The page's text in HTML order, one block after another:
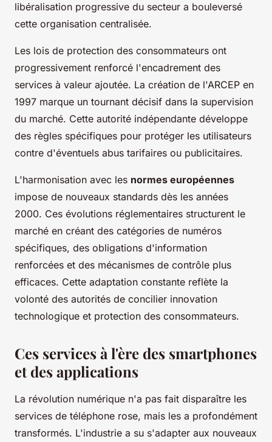
libéralisation progressive du secteur a bouleversé
cette organisation centralisée.
Les lois de protection des consommateurs ont
progressivement renforcé l'encadrement des
services à valeur ajoutée. La création de l'ARCEP en
1997 marque un tournant décisif dans la supervision
du marché. Cette autorité indépendante développe
des règles spécifiques pour protéger les utilisateurs
contre d'éventuels abus tarifaires ou publicitaires.
L'harmonisation avec les normes européennes
impose de nouveaux standards dès les années
2000. Ces évolutions réglementaires structurent le
marché en créant des catégories de numéros
spécifiques, des obligations d'information
renforcées et des mécanismes de contrôle plus
efficaces. Cette adaptation constante reflète la
volonté des autorités de concilier innovation
technologique et protection des consommateurs.
Ces services à l'ère des smartphones
et des applications
La révolution numérique n'a pas fait disparaître les
services de téléphone rose, mais les a profondément
transformés. L'industrie a su s'adapter aux nouveaux